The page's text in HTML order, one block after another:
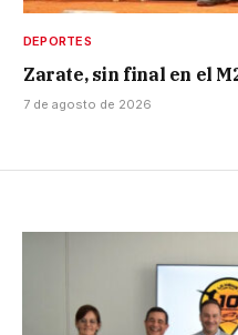
DEPORTES
Zarate, sin final en el
7 de agosto de 2026